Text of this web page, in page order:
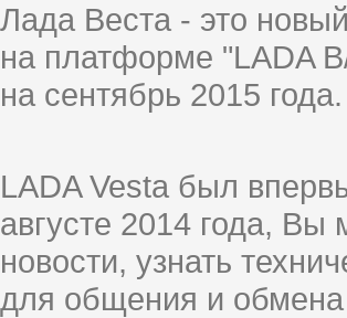
Лада Веста - это
на платформе "LADA
на сентябрь 2015
LADA Vesta был
августе 2014 года, Вы
новости, узнать
для общения и